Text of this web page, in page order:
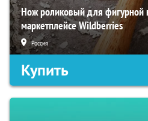
Нож роликовый для фигурной
маркетплейсе Wildberries
Россия
Купить